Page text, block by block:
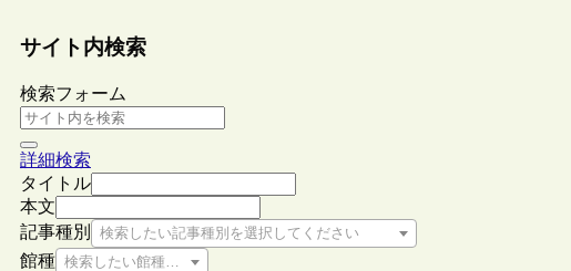
サイト内検索
検索フォーム
詳細検索
タイトル
本文
記事種別
検索したい記事種別を選択してください
館種 検索したい館種を選択してください